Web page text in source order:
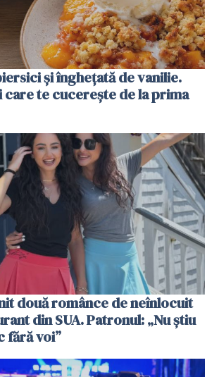
și înghețată de vanilie.
te cucerește de la prima
două românce de neînlocuit
din SUA. Patronul: „Nu știu
fără voi”